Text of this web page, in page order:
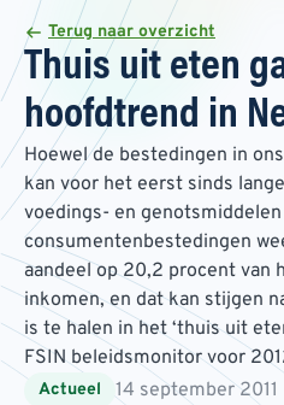
Terug naar overzicht
Thuis uit eten
hoofdtrend in
Hoewel de bestedingen in
kan voor het eerst sinds
voedings- en
consumentenbestedingen
aandeel op 20,2 procent van
inkomen, en dat kan stijgen
is te halen in het ‘thuis uit
FSIN beleidsmonitor voor
Actueel 14 september 2011